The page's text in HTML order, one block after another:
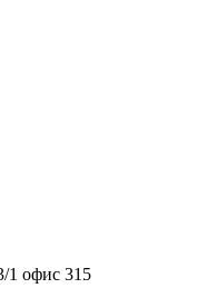
1 офис 315